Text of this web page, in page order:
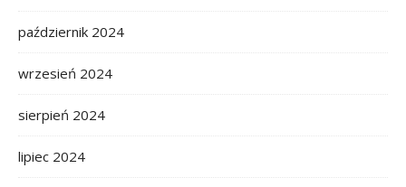
październik 2024
wrzesień 2024
sierpień 2024
lipiec 2024